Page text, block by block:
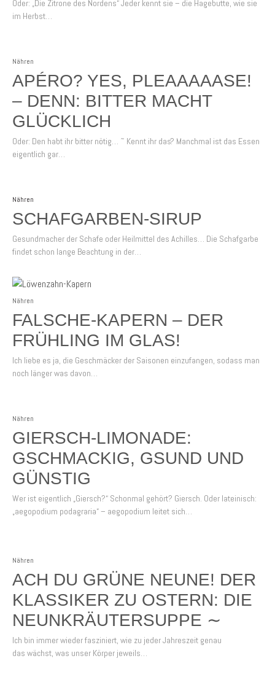
Oder: „Die Zitrone des Nordens“ Jeder kennt sie – die Hagebutte, wie sie
im Herbst…
Nähren
APÉRO? YES, PLEAAAAASE!
– DENN: BITTER MACHT
GLÜCKLICH
Oder: Den habt ihr bitter nötig… ˜ Kennt ihr das? Manchmal ist das Essen
eigentlich gar…
Nähren
SCHAFGARBEN-SIRUP
Gesundmacher der Schafe oder Heilmittel des Achilles… Die Schafgarbe
findet schon lange Beachtung in der…
Nähren
FALSCHE-KAPERN – DER
FRÜHLING IM GLAS!
Ich liebe es ja, die Geschmäcker der Saisonen einzufangen, sodass man
noch länger was davon…
Nähren
GIERSCH-LIMONADE:
GSCHMACKIG, GSUND UND
GÜNSTIG
Wer ist eigentlich „Giersch?“ Schonmal gehört? Giersch. Oder lateinisch:
„aegopodium podagraria“ – aegopodium leitet sich…
Nähren
ACH DU GRÜNE NEUNE! DER
KLASSIKER ZU OSTERN: DIE
NEUNKRÄUTERSUPPE ∼
Ich bin immer wieder fasziniert, wie zu jeder Jahreszeit genau
das wächst, was unser Körper jeweils…